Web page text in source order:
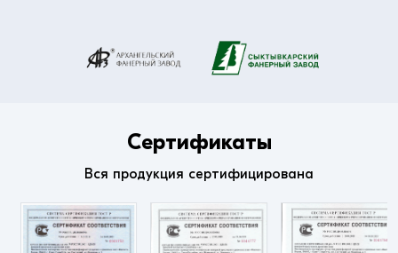
Сертификаты
Вся продукция сертифицирована